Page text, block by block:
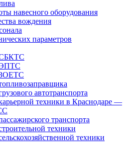
навесного оборудования
вождения
параметров
автотранспорта
техники в Краснодаре —
транспорта
техники
техники